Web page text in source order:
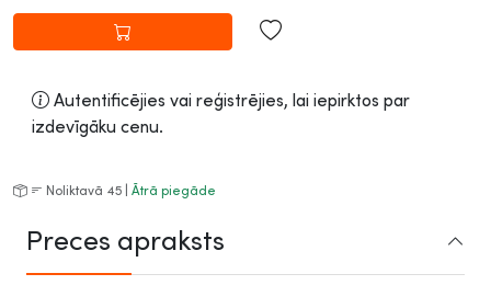
Autentificējies vai reģistrējies, lai iepirktos par
izdevīgāku cenu.
Noliktavā 45 | Ātrā piegāde
Preces apraksts